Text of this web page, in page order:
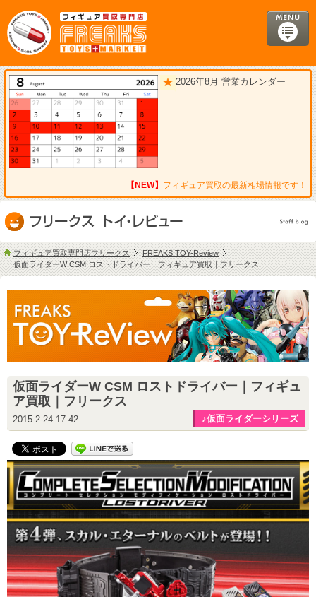
2026年8月 営業カレンダー
【NEW】 フィギュア買取の最新相場情報です！
フィギュア買取専門店フリークス
FREAKS TOY-Review
仮面ライダーW CSM ロストドライバー｜フィギュア買取｜フリークス
仮面ライダーW CSM ロストドライバー｜フィギュ
ア買取｜フリークス
2015-2-24 17:42 ♪仮面ライダーシリーズ